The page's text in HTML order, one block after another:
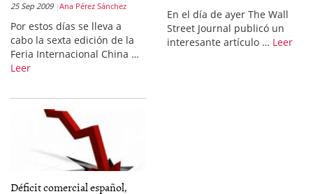
25 Sep 2009 Ana Pérez Sánchez
Por estos días se lleva a
cabo la sexta edición de la
Feria Internacional China …
Leer
En el día de ayer The Wall
Street Journal publicó un
interesante artículo … Leer
Déficit comercial español,